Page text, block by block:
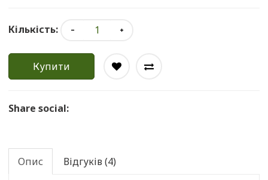
Кількість:
Купити
Share social:
Опис Відгуків (4)